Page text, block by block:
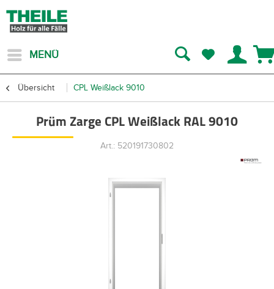
MENÜ
Übersicht CPL Weißlack 9010
Prüm Zarge CPL Weißlack RAL 9010
Art.: 520191730802